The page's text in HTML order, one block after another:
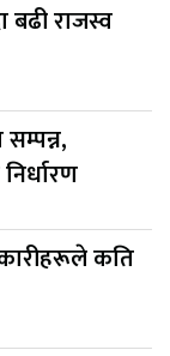
बढी राजस्व
कति